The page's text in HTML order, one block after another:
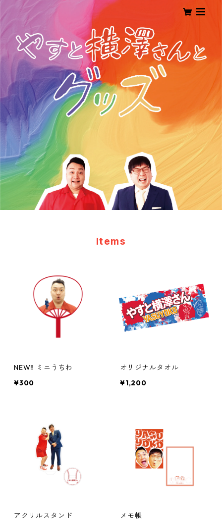
Items
NEW‼ ミニうちわ
¥300
オリジナルタオル
¥1,200
アクリルスタンド
メモ帳